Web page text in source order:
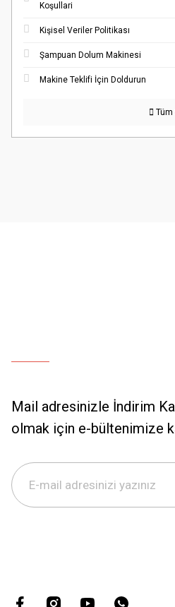
Koşullari
Kişisel Veriler Politikası
Şampuan Dolum Makinesi
Makine Teklifi İçin Doldurun
Tüm
Mail adresinizle İndirim
olmak için e-bültenimize